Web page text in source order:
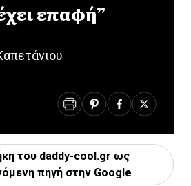
επαφή”
του daddy-cool.gr ως
πηγή στην Google